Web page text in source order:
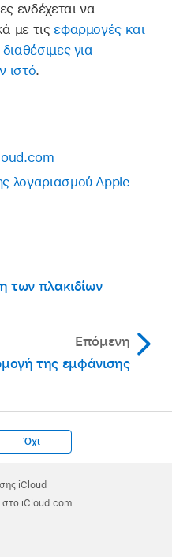
ενδέχεται να
με τις εφαρμογές και
για
ιστό.
λογαριασμού Apple
των πλακιδίων
Επόμενη
της εμφάνισης
Όχι
iCloud
iCloud.com